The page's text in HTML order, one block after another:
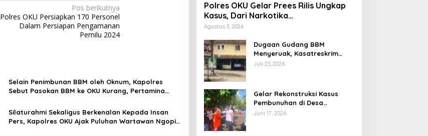
Pos berikutnya
Polres OKU Persiapkan 170 Personel
Dalam Persiapan Pengamanan
Pemilu 2024
Selain Penimbunan BBM oleh Oknum, Kapolres
Sebut Pasokan BBM ke OKU Kurang, Pertamina
Silaturahmi Sekaligus Berkenalan Kepada Insan
Pers, Kapolres OKU Ajak Puluhan Wartawan Ngopi
Polres OKU Gelar Prees Rilis Ungkap
Kasus, Dari Narkotika
Penyalahgunaan BBM Hingga Kasus
Agustus 3, 2026
Dugaan Gudang BBM
Menyeruak, Kasatreskrim
Polres OKU : Betul Sudah Kita
Juli 23, 2026
Gelar Rekonstruksi Kasus
Pembunuhan di Desa
Mendingin, Desi Peragakan 18
Juni 17, 2026